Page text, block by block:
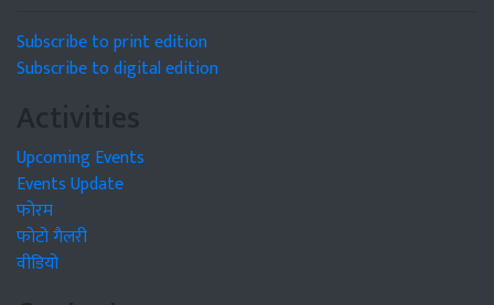
Subscribe to print edition
Subscribe to digital edition
Activities
Upcoming Events
Events Update
फोरम
फोटो गैलरी
वीडियो